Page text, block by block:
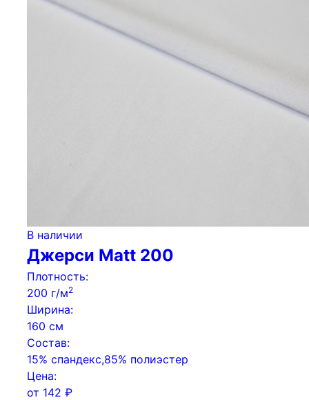
В наличии
Джерси Matt 200
Плотность:
200 г/м2
Ширина:
160 см
Состав:
15% спандекс,85% полиэстер
Цена:
от 142 ₽